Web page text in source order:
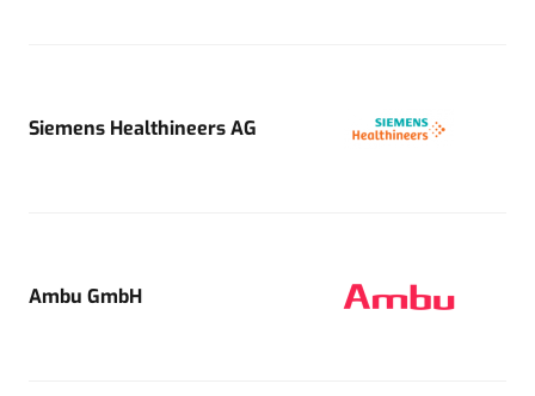
Siemens Healthineers AG
Ambu GmbH